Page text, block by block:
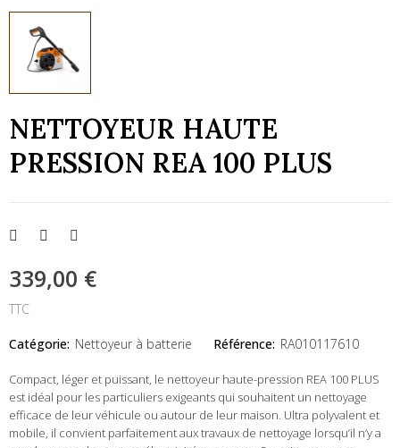
NETTOYEUR HAUTE
PRESSION REA 100 PLUS
339,00 €
TTC
Catégorie: Nettoyeur à batterie Référence: RA010117610
Compact, léger et puissant, le nettoyeur haute-pression REA 100 PLUS
est idéal pour les particuliers exigeants qui souhaitent un nettoyage
efficace de leur véhicule ou autour de leur maison. Ultra polyvalent et
mobile, il convient parfaitement aux travaux de nettoyage lorsqu’il n’y a